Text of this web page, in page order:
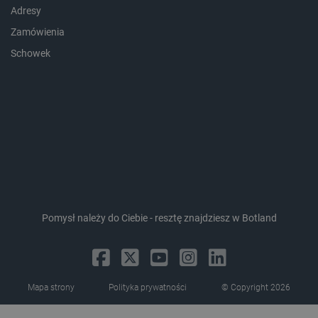
Adresy
Zamówienia
Schowek
Pomysł należy do Ciebie - resztę znajdziesz w Botland
Mapa strony Polityka prywatności © Copyright 2026
critData botland.com.pl